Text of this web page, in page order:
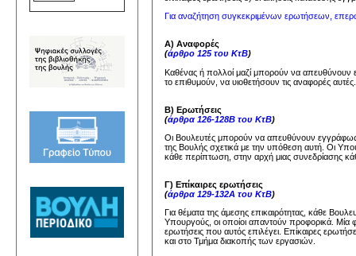
Για αναζήτηση συγκεκριμένων ερωτήσεων,
Α) Αναφορές
(άρθρο 125 του ΚτΒ)
Καθένας ή πολλοί μαζί μπορούν να
το επιθυμούν, να υιοθετήσουν τις αναφορές
Β) Ερωτήσεις
(άρθρα 126-128Β του ΚτΒ)
Οι Βουλευτές μπορούν να απευθύνουν
της Βουλής σχετικά με την υπόθεση αυτή. Οι
κάθε περίπτωση, στην αρχή μιας συνεδρίασης
Γ) Επίκαιρες ερωτήσεις
(άρθρα 129-132Α του ΚτΒ)
Για θέματα της άμεσης επικαιρότητας, κάθε
Υπουργούς, οι οποίοι απαντούν προφορικά. Μία
ερωτήσεις που αυτός επιλέγει. Επίκαιρες
και στο Τμήμα διακοπής των εργασιών.